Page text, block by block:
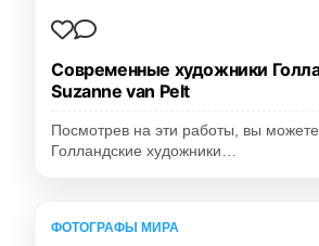
Современные художники
Suzanne van Pelt
Посмотрев на эти работы, вы
Голландские художники…
ФОТОГРАФЫ МИРА